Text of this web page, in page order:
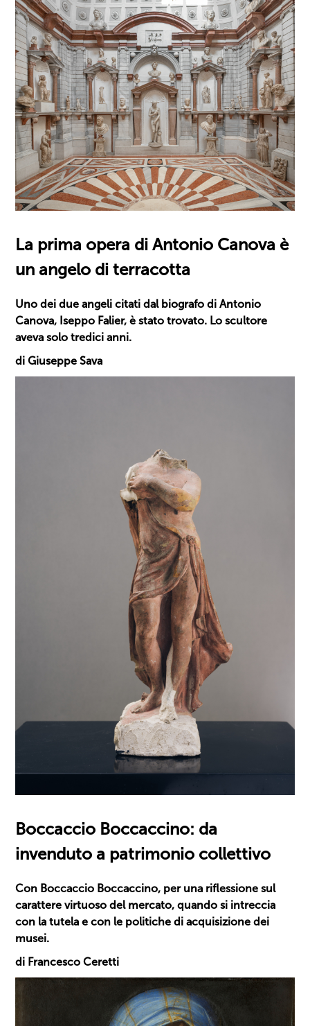
La prima opera di Antonio Canova è
un angelo di terracotta
Uno dei due angeli citati dal biografo di Antonio
Canova, Iseppo Falier, è stato trovato. Lo scultore
aveva solo tredici anni.
di Giuseppe Sava
Boccaccio Boccaccino: da
invenduto a patrimonio collettivo
Con Boccaccio Boccaccino, per una riflessione sul
carattere virtuoso del mercato, quando si intreccia
con la tutela e con le politiche di acquisizione dei
musei.
di Francesco Ceretti